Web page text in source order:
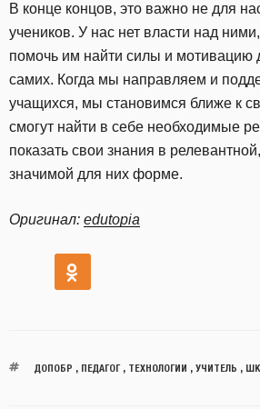
В конце концов, это важно не для
учеников. У нас нет власти над
помочь им найти силы и мотивацию
самих. Когда мы направляем и
учащихся, мы становимся ближе к
смогут найти в себе необходимые
показать свои знания в
значимой для них форме.
Оригинал: edutopia
ДОПОБР , ПЕДАГОГ, ТЕХНОЛОГИИ , УЧИТЕЛЬ ,